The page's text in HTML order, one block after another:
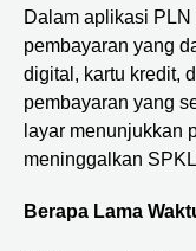
Dalam aplikasi
pembayaran yang
digital, kartu kredit,
pembayaran yang
layar menunjukkan
meninggalkan
Berapa Lama